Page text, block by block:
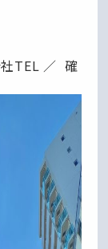
TEL ／ 確